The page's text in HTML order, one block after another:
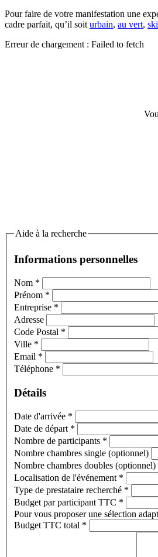
Pour faire de votre manifestation une
cadre parfait, qu’il soit urbain, au vert,
Erreur de chargement : Failed to fetch
Aide à la recherche
Informations personnelles
Nom *
Prénom *
Entreprise *
Adresse
Code Postal *
Ville *
Email *
Téléphone *
Détails
Date d'arrivée *
Date de départ *
Nombre de participants *
Nombre chambres single (optionnel)
Nombre chambres doubles (optionnel)
Localisation de l'événement *
Type de prestataire recherché *
Budget par participant TTC *
Pour vous proposer une sélection
Budget TTC total *